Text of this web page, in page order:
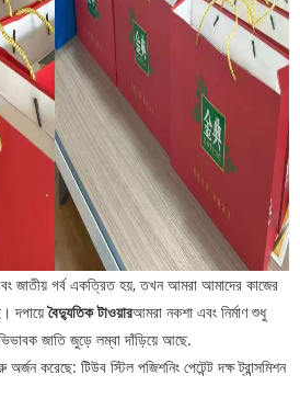
জাতীয় গর্ব একত্রিত হয়, তখন আমরা আমাদের কাজের
দপায়ে বৈদ্যুতিক টাওয়ারআমরা নকশা এবং নির্মাণ শুধু
জাতি জুড়ে লম্বা দাঁড়িয়ে আছে.
করেছে: টিউব স্টিল পজিশনিং পেটেন্ট দক্ষ ট্রান্সমিশন